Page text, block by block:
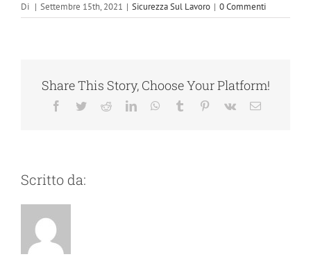
Di | Settembre 15th, 2021 | Sicurezza Sul Lavoro | 0 Commenti
Share This Story, Choose Your Platform!
Facebook
TwitterRedditLinkedInWhatsApp
Tumblr Pinterest
Vk Email
Scritto da: